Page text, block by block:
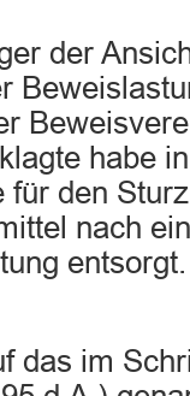
der
habe
den
nach
entsorgt.
das im